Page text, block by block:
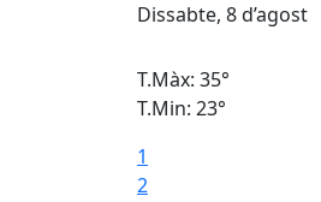
Dissabte, 8 d’agost
T.Màx: 35°
T.Min: 23°
1
2